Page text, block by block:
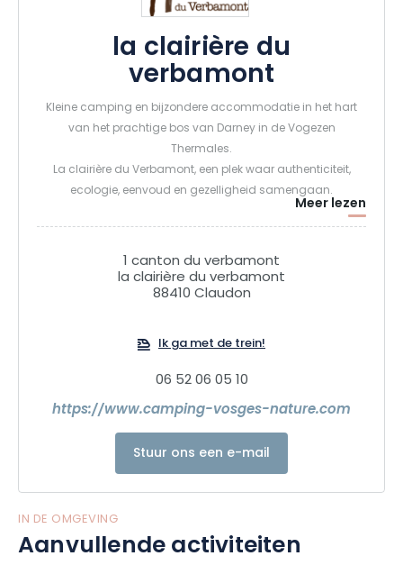
la clairière du
verbamont
Kleine camping en bijzondere accommodatie in het hart
van het prachtige bos van Darney in de Vogezen
Thermales.
La clairière du Verbamont, een plek waar authenticiteit,
ecologie, eenvoud en gezelligheid samengaan.
Meer lezen
1 canton du verbamont
la clairière du verbamont
88410 Claudon
Ik ga met de trein!
06 52 06 05 10
https://www.camping-vosges-nature.com
Stuur ons een e-mail
IN DE OMGEVING
Aanvullende activiteiten